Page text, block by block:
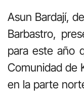
Asun Bardají,
Barbastro,
para este año
Comunidad de
en la parte